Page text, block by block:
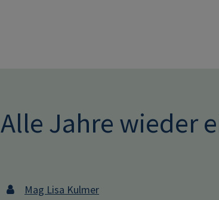
Alle Jahre wieder
Mag Lisa Kulmer